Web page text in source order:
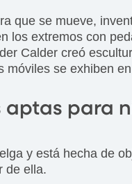
que se mueve,
los extremos con
Calder creó
se exhiben
aptas para
y está hecha de
de ella.